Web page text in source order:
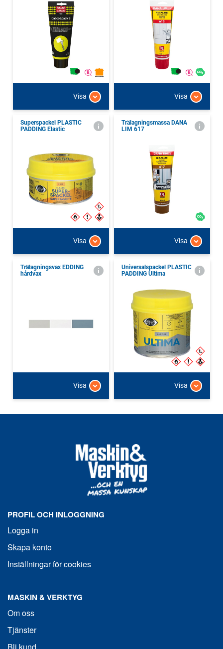
Visa Visa
Superspackel PLASTIC
PADDING Elastic
Visa
Trälagningsmassa DANA
LIM 617
Visa
Trälagningsvax EDDING
hårdvax
Visa
Universalspackel PLASTIC
PADDING Ultima
Visa
PROFIL OCH INLOGGNING
Logga in
Skapa konto
Inställningar för cookies
MASKIN & VERKTYG
Om oss
Tjänster